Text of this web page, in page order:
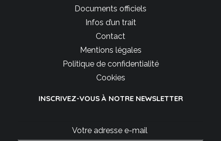
Documents officiels
Infos d’un trait
Contact
Mentions légales
Politique de confidentialité
Cookies
INSCRIVEZ-VOUS À NOTRE NEWSLETTER